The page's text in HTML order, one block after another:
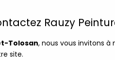
Rauzy
Tolosan, nous vous invitons à
site.